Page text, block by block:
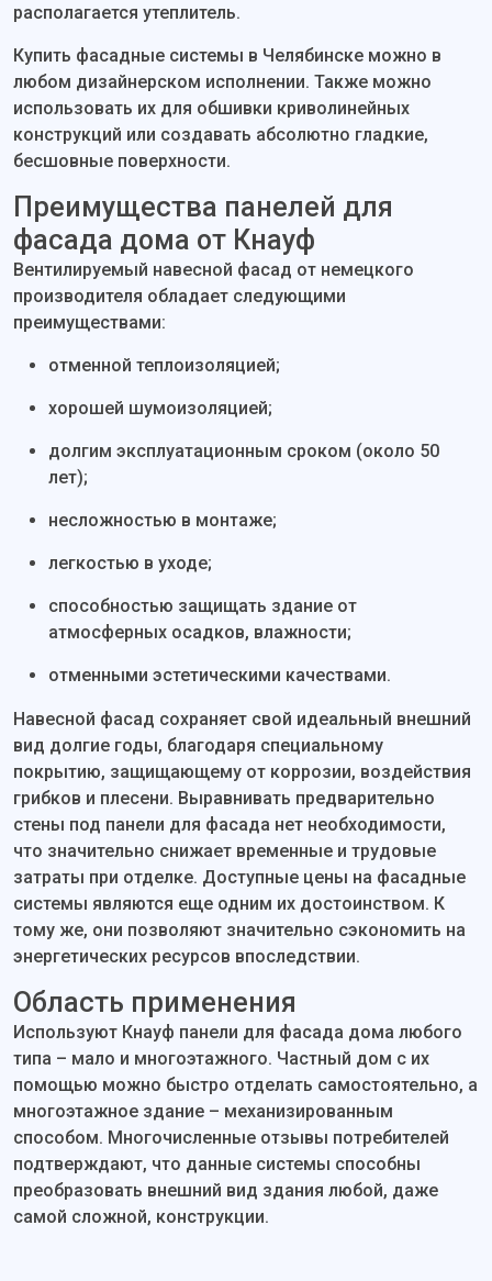
располагается утеплитель.
Купить фасадные системы в Челябинске можно в
любом дизайнерском исполнении. Также можно
использовать их для обшивки криволинейных
конструкций или создавать абсолютно гладкие,
бесшовные поверхности.
Преимущества панелей для
фасада дома от Кнауф
Вентилируемый навесной фасад от немецкого
производителя обладает следующими
преимуществами:
отменной теплоизоляцией;
хорошей шумоизоляцией;
долгим эксплуатационным сроком (около 50
лет);
несложностью в монтаже;
легкостью в уходе;
способностью защищать здание от
атмосферных осадков, влажности;
отменными эстетическими качествами.
Навесной фасад сохраняет свой идеальный внешний
вид долгие годы, благодаря специальному
покрытию, защищающему от коррозии, воздействия
грибков и плесени. Выравнивать предварительно
стены под панели для фасада нет необходимости,
что значительно снижает временные и трудовые
затраты при отделке. Доступные цены на фасадные
системы являются еще одним их достоинством. К
тому же, они позволяют значительно сэкономить на
энергетических ресурсов впоследствии.
Область применения
Используют Кнауф панели для фасада дома любого
типа – мало и многоэтажного. Частный дом с их
помощью можно быстро отделать самостоятельно, а
многоэтажное здание – механизированным
способом. Многочисленные отзывы потребителей
подтверждают, что данные системы способны
преобразовать внешний вид здания любой, даже
самой сложной, конструкции.